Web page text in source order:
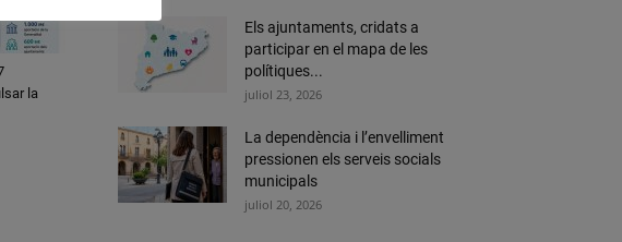
la
Els ajuntaments, cridats a
participar en el mapa de les
polítiques...
juliol 23, 2026
La dependència i l’envelliment
pressionen els serveis socials
municipals
juliol 20, 2026